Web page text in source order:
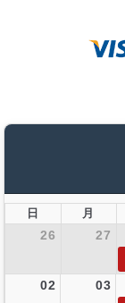
日 月
26 27
02 03